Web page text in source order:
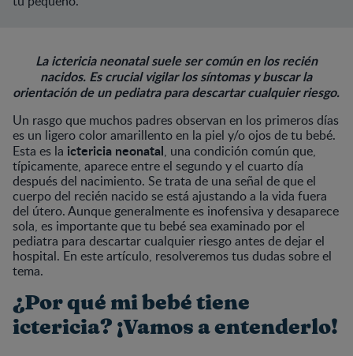
La ictericia neonatal suele ser común en los recién
nacidos. Es crucial vigilar los síntomas y buscar la
orientación de un pediatra para descartar cualquier riesgo.
Un rasgo que muchos padres observan en los primeros días
es un ligero color amarillento en la piel y/o ojos de tu bebé.
Esta es la ictericia neonatal, una condición común que,
típicamente, aparece entre el segundo y el cuarto día
después del nacimiento. Se trata de una señal de que el
cuerpo del recién nacido se está ajustando a la vida fuera
del útero. Aunque generalmente es inofensiva y desaparece
sola, es importante que tu bebé sea examinado por el
pediatra para descartar cualquier riesgo antes de dejar el
hospital. En este artículo, resolveremos tus dudas sobre el
tema.
¿Por qué mi bebé tiene
ictericia? ¡Vamos a entenderlo!